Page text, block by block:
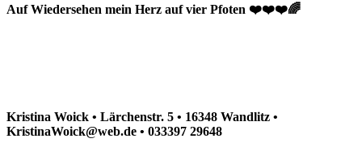
Auf Wiedersehen mein Herz auf vier Pfoten ❤️❤️❤️🌈
Kristina Woick • Lärchenstr. 5 • 16348 Wandlitz •
KristinaWoick@web.de • 033397 29648